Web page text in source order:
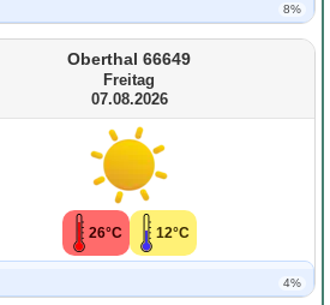
8%
Oberthal 66649
Freitag
07.08.2026
26°C 12°C
4%